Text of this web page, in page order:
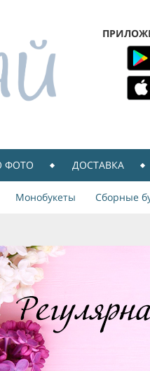
ФОТО ДОСТАВКА
Монобукеты Сборные